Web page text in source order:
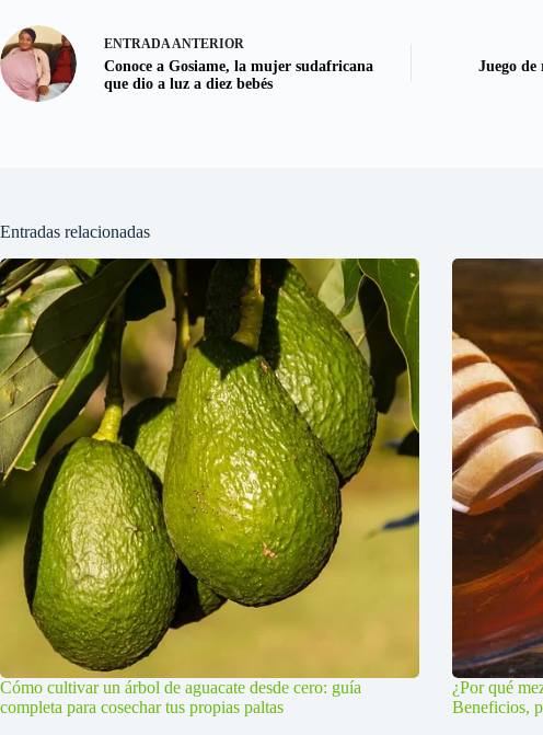
ENTRADAANTERIOR
Conoce a Gosiame, la mujer sudafricana
que dio a luz a diez bebés
Juego
Entradas relacionadas
Cómo cultivar un árbol de aguacate desde cero: guía
completa para cosechar tus propias paltas
¿Por qué
Beneficios,